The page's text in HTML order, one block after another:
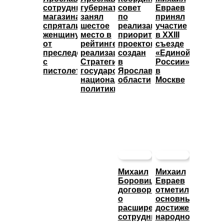
сотрудники
магазина
спрятали
женщину
от
преследователя
с
пистолетом
губернатор
занял
шестое
место в
рейтинге
реализации
Стратегии
государственной
национальной
политики
совет
по
реализации
приоритетных
проектов
создан
в
Ярославской
области
Евраев
принял
участие
в XXIII
съезде
«Единой
России»
в
Москве
Михаил
Боровицкий
договорился
о
расширении
сотрудничества
Михаил
Евраев
отметил
основные
достижения
народной